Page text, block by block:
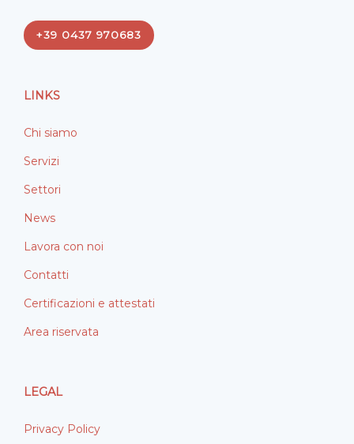
e
b
k
k
e
+39 0437 970683
LINKS
Chi siamo
Servizi
Settori
News
Lavora con noi
Contatti
Certificazioni e attestati
Area riservata
LEGAL
Privacy Policy